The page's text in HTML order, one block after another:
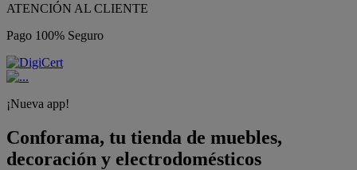
ATENCIÓN AL CLIENTE
Pago 100% Seguro
¡Nueva app!
Conforama, tu tienda de muebles,
decoración y electrodomésticos